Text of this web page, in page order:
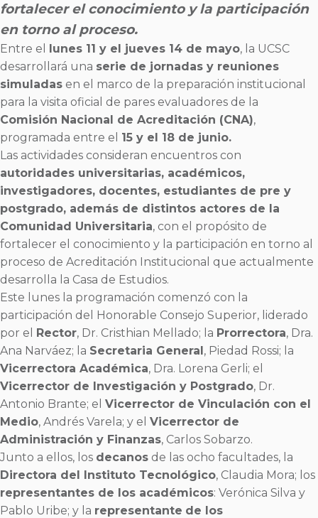
fortalecer el conocimiento y la participación
en torno al proceso.
Entre el lunes 11 y el jueves 14 de mayo, la UCSC
desarrollará una serie de jornadas y reuniones
simuladas en el marco de la preparación institucional
para la visita oficial de pares evaluadores de la
Comisión Nacional de Acreditación (CNA),
programada entre el 15 y el 18 de junio.
Las actividades consideran encuentros con
autoridades universitarias, académicos,
investigadores, docentes, estudiantes de pre y
postgrado, además de distintos actores de la
Comunidad Universitaria, con el propósito de
fortalecer el conocimiento y la participación en torno al
proceso de Acreditación Institucional que actualmente
desarrolla la Casa de Estudios.
Este lunes la programación comenzó con la
participación del Honorable Consejo Superior, liderado
por el Rector, Dr. Cristhian Mellado; la Prorrectora, Dra.
Ana Narváez; la Secretaria General, Piedad Rossi; la
Vicerrectora Académica, Dra. Lorena Gerli; el
Vicerrector de Investigación y Postgrado, Dr.
Antonio Brante; el Vicerrector de Vinculación con el
Medio, Andrés Varela; y el Vicerrector de
Administración y Finanzas, Carlos Sobarzo.
Junto a ellos, los decanos de las ocho facultades, la
Directora del Instituto Tecnológico, Claudia Mora; los
representantes de los académicos: Verónica Silva y
Pablo Uribe; y la representante de los